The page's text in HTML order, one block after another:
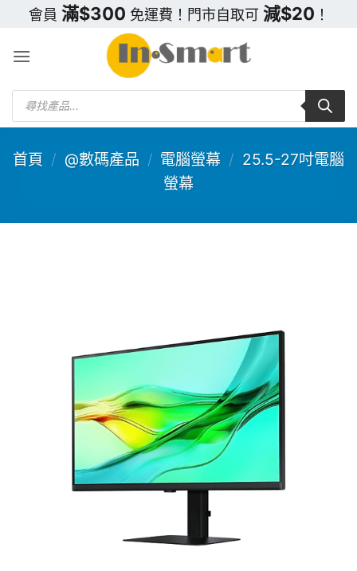
content
會員 滿$300 免運費！門市自取可 減$20 ！
Products
search
首頁 / @數碼產品 / 電腦螢幕 / 25.5-27吋電腦
螢幕